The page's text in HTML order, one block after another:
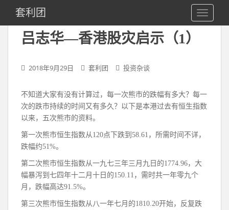
i
套利团
吕志华—香港股灾启示（1）
2018年9月29日 套利团 投资杂谈
不知道大家有没有计算过，每一次熊市的跌幅有多大？每一
次的跌市持续的时间又有多久？以下是本港过去有恒生指数
以来，五次熊市的资料。
第一次熊市恒生指数从120点下跌到58.61，所需时间不详，
跌幅约51%。
第二次熊市恒生指数从一九七三年三月九日的1774.96，大
幅暴泻到七四年十二月十日的150.11，需时共一年零九个
月，跌幅高达91.5%。
第三次熊市恒生指数从八一年七月的1810.20开始，反复跌